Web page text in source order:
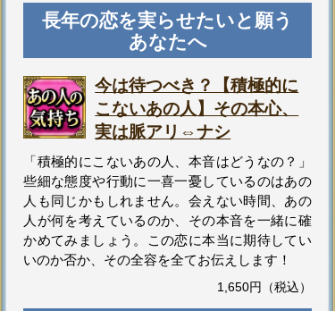
長年の恋を実らせたいと願う
あなたへ
今は待つべき？【積極的に
こないあの人】その本心、
実は脈アリ⇔ナシ
「積極的にこないあの人、本音はどうなの？」
些細な態度や行動に一喜一憂しているのはあの
人も同じかもしれません。会えない時間、あの
人が何を考えているのか、その本音を一緒に確
かめてみましょう。この恋に本当に期待してい
いのか否か、その全容を全てお伝えします！
1,650円（税込）